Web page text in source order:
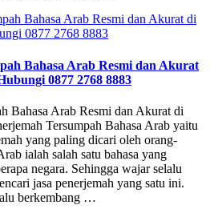
Bahasa Arab Resmi dan Akurat
0877 2768 8883
Bahasa Arab Resmi dan Akurat di
Tersumpah Bahasa Arab yaitu
yang paling dicari oleh orang-
ialah salah satu bahasa yang
negara. Sehingga wajar selalu
jasa penerjemah yang satu ini.
berkembang …